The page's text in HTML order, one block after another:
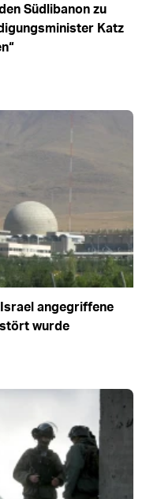
Südlibanon zu
Katz
angegriffene
wurde